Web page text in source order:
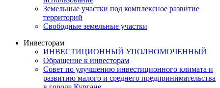
Земельные участки под комплексное развитие
территорий
Свободные земельные участки
Инвесторам
ИНВЕСТИЦИОННЫЙ УПОЛНОМОЧЕННЫЙ
Обращение к инвесторам
Совет по улучшению инвестиционного климата и
развитию малого и среднего предпринимательства